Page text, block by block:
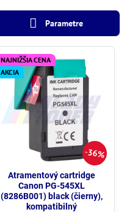
Parametre
36%
NAJNIŽŠIA CENA
AKCIA
Atramentový cartridge
Canon PG-545XL
(8286B001) black (čierny),
kompatibilný